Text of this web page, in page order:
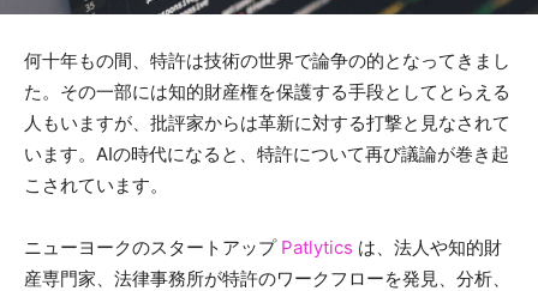
何十年もの間、特許は技術の世界で論争の的となってきまし
た。その一部には知的財産権を保護する手段としてとらえる
人もいますが、批評家からは革新に対する打撃と見なされて
います。AIの時代になると、特許について再び議論が巻き起
こされています。
ニューヨークのスタートアップ Patlytics は、法人や知的財
産専門家、法律事務所が特許のワークフローを発見、分析、